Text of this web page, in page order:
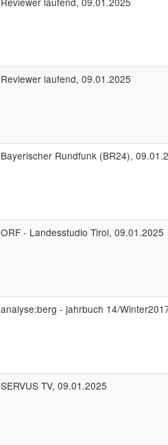
Reviewer laufend, 09.01.2025
Bayerischer Rundfunk (BR24),
ORF - Landesstudio Tirol, 09.01.2025
analyse:berg - jahrbuch 14/
SERVUS TV, 09.01.2025